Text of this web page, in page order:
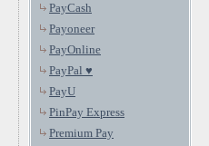
PayCash
Payoneer
PayOnline
PayPal ♥
PayU
PinPay Express
Premium Pay